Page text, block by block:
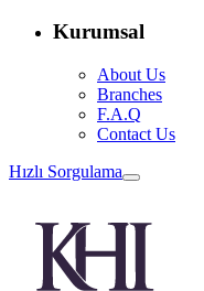
Kurumsal
About Us
Branches
F.A.Q
Contact Us
Hızlı Sorgulama